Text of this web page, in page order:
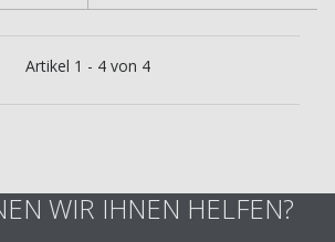
Artikel 1 - 4 von 4
WIR IHNEN HELFEN?